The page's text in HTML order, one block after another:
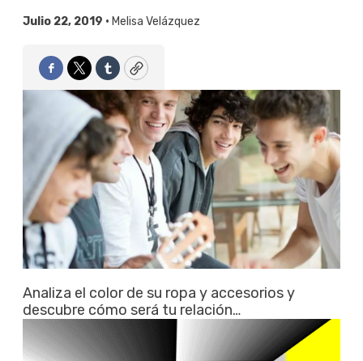
Julio 22, 2019 • Melisa Velázquez
Facebook
TwitterTumblrCopy
Analiza el color de su ropa y accesorios y
descubre cómo será tu relación…